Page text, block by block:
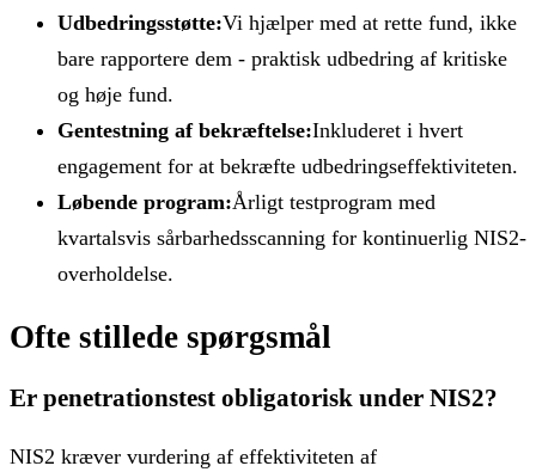
Udbedringsstøtte:Vi hjælper med at rette fund, ikke
bare rapportere dem - praktisk udbedring af kritiske
og høje fund.
Gentestning af bekræftelse:Inkluderet i hvert
engagement for at bekræfte udbedringseffektiviteten.
Løbende program:Årligt testprogram med
kvartalsvis sårbarhedsscanning for kontinuerlig NIS2-
overholdelse.
Ofte stillede spørgsmål
Er penetrationstest obligatorisk under NIS2?
NIS2 kræver vurdering af effektiviteten af ​​